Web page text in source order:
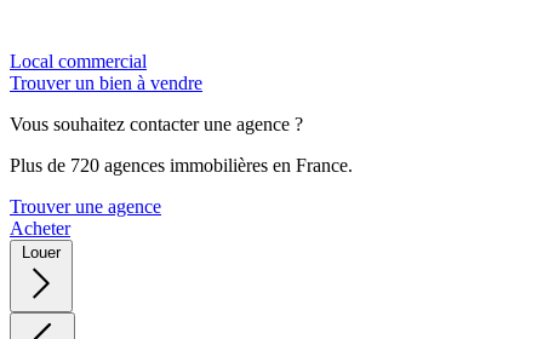
Local commercial
Trouver un bien à vendre
Vous souhaitez contacter une agence ?
Plus de 720 agences immobilières en France.
Trouver une agence
Acheter
Louer